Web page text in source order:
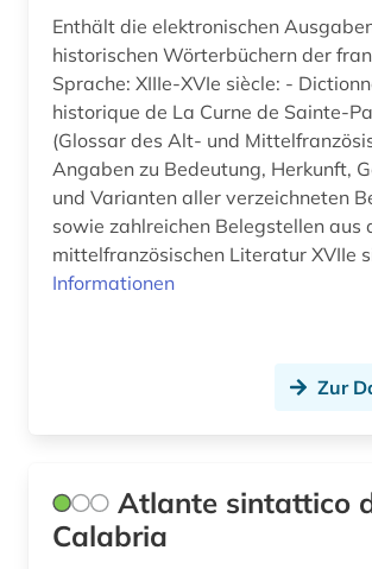
jean (1)
jiddisch (1)
judenspanisch (1)
judenverfolgung (2)
jugendliteratur (2)
jules (1)
kanon (1)
Enthält die elektronischen
historischen Wörterbüchern der
Sprache: XIIIe-XVIe siècle: - Dictionnaire
historique de La Curne de Sainte-
(Glossar des Alt- und
Angaben zu Bedeutung, Herkunft,
und Varianten aller verzeichneten
sowie zahlreichen Belegstellen aus
mittelfranzösischen Literatur XVIIe
Informationen
Zur
Atlante sintattico
Calabria